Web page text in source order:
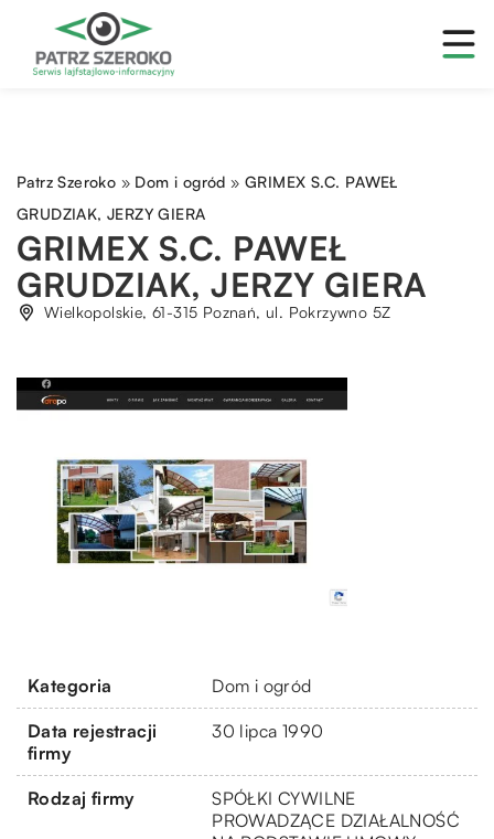
Patrz Szeroko » Dom i ogród »GRIMEX S.C. PAWEŁ
GRUDZIAK, JERZY GIERA
GRIMEX S.C. PAWEŁ
GRUDZIAK, JERZY GIERA
Wielkopolskie, 61-315 Poznań, ul. Pokrzywno 5Z
Kategoria Dom i ogród
Data rejestracji
firmy
30 lipca 1990
Rodzaj firmy
SPÓŁKI CYWILNE
PROWADZĄCE DZIAŁALNOŚĆ